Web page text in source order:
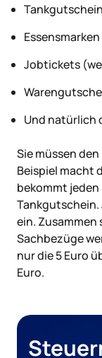
Jobtickets
Und natürlich
Sie müssen
Beispiel macht
bekommt
Tankgutschein.
ein. Zusammen
Sachbezüge
nur die 5 Euro
Euro.